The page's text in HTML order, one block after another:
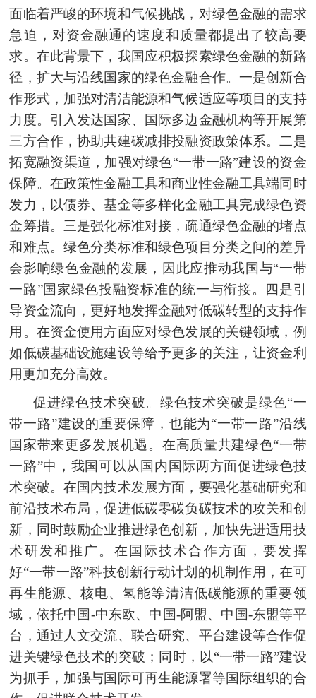
面临着严峻的环境和气候挑战，对绿色金融的需求
急迫，对资金融通的速度和质量都提出了较高要
求。在此背景下，我国应积极探索绿色金融的新路
径，扩大与沿线国家的绿色金融合作。一是创新合
作形式，加强对清洁能源和气候适应等项目的支持
力度。引入发达国家、国际多边金融机构等开展第
三方合作，协助共建碳减排投融资政策体系。二是
拓宽融资渠道，加强对绿色“一带一路”建设的资金
保障。在政策性金融工具和商业性金融工具端同时
发力，以债券、基金等多样化金融工具完成绿色资
金筹措。三是强化标准对接，疏通绿色金融的堵点
和难点。绿色分类标准和绿色项目分类之间的差异
会影响绿色金融的发展，因此应推动我国与“一带
一路”国家绿色投融资标准的统一与衔接。四是引
导资金流向，更好地发挥金融对低碳转型的支持作
用。在资金使用方面应对绿色发展的关键领域，例
如低碳基础设施建设等给予更多的关注，让资金利
用更加充分高效。
促进绿色技术突破。绿色技术突破是绿色“一
带一路”建设的重要保障，也能为“一带一路”沿线
国家带来更多发展机遇。在高质量共建绿色“一带
一路”中，我国可以从国内国际两方面促进绿色技
术突破。在国内技术发展方面，要强化基础研究和
前沿技术布局，促进低碳零碳负碳技术的攻关和创
新，同时鼓励企业推进绿色创新，加快先进适用技
术研发和推广。在国际技术合作方面，要发挥
好“一带一路”科技创新行动计划的机制作用，在可
再生能源、核电、氢能等清洁低碳能源的重要领
域，依托中国-中东欧、中国-阿盟、中国-东盟等平
台，通过人文交流、联合研究、平台建设等合作促
进关键绿色技术的突破；同时，以“一带一路”建设
为抓手，加强与国际可再生能源署等国际组织的合